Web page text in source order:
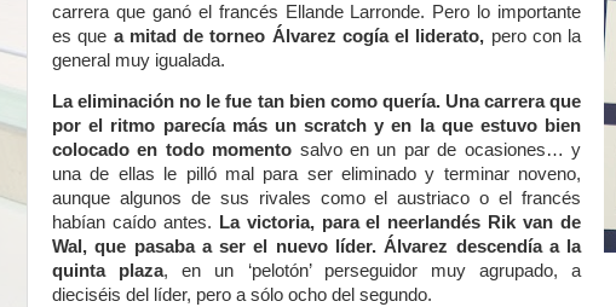
carrera que ganó el francés Ellande Larronde. Pero lo importante
es que a mitad de torneo Álvarez cogía el liderato, pero con la
general muy igualada.
La eliminación no le fue tan bien como quería. Una carrera que
por el ritmo parecía más un scratch y en la que estuvo bien
colocado en todo momento salvo en un par de ocasiones… y
una de ellas le pilló mal para ser eliminado y terminar noveno,
aunque algunos de sus rivales como el austriaco o el francés
habían caído antes.
La victoria, para el neerlandés Rik van de
Wal, que pasaba a ser el nuevo líder. Álvarez descendía a la
quinta plaza, en un ‘pelotón’ perseguidor muy agrupado, a
dieciséis del líder, pero a sólo ocho del segundo.